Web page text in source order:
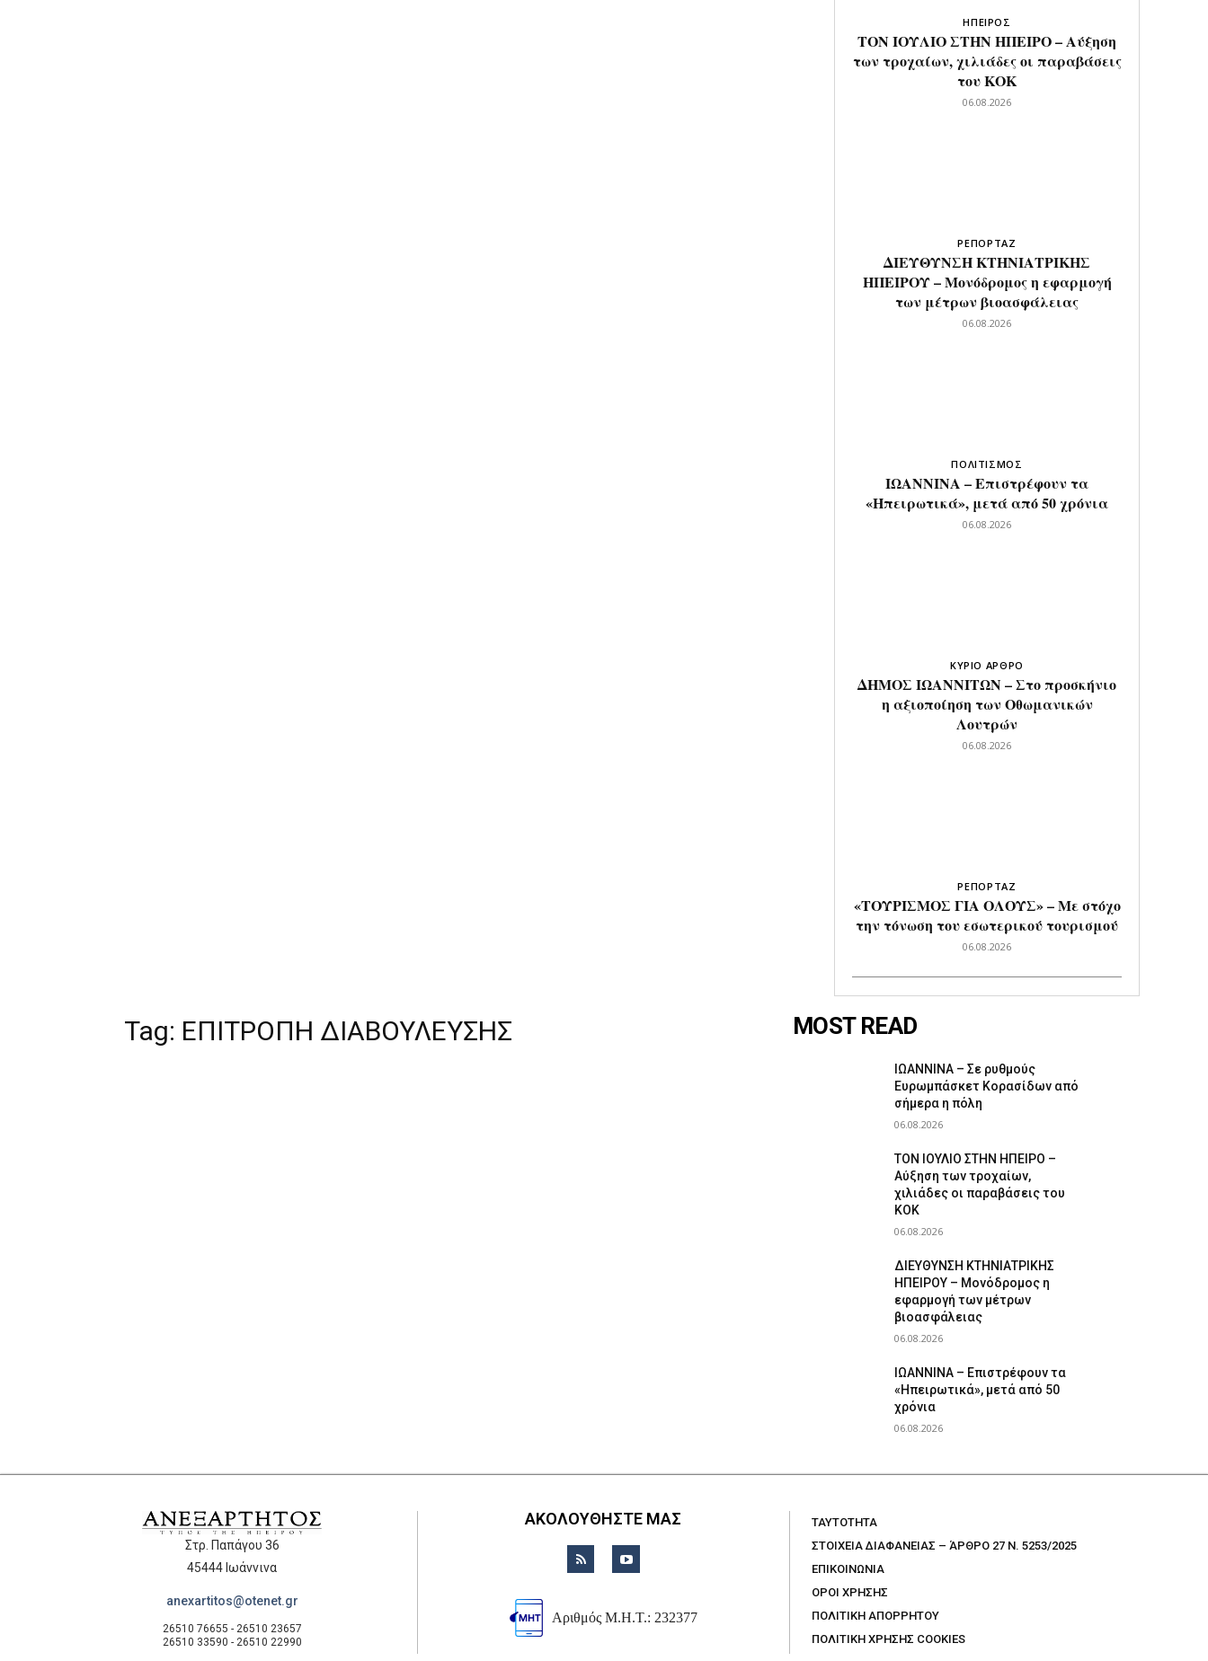
ΗΠΕΙΡΟΣ
ΤΟΝ ΙΟΥΛΙΟ ΣΤΗΝ ΗΠΕΙΡΟ – Αύξηση
των τροχαίων, χιλιάδες οι παραβάσεις
του ΚΟΚ
06.08.2026
ΡΕΠΟΡΤΑΖ
ΔΙΕΥΘΥΝΣΗ ΚΤΗΝΙΑΤΡΙΚΗΣ
ΗΠΕΙΡΟΥ – Μονόδρομος η εφαρμογή
των μέτρων βιοασφάλειας
06.08.2026
ΠΟΛΙΤΙΣΜΟΣ
ΙΩΑΝΝΙΝΑ – Επιστρέφουν τα
«Ηπειρωτικά», μετά από 50 χρόνια
06.08.2026
ΚΥΡΙΟ ΑΡΘΡΟ
ΔΗΜΟΣ ΙΩΑΝΝΙΤΩΝ – Στο προσκήνιο
η αξιοποίηση των Οθωμανικών
Λουτρών
06.08.2026
ΡΕΠΟΡΤΑΖ
«ΤΟΥΡΙΣΜΟΣ ΓΙΑ ΟΛΟΥΣ» – Με στόχο
την τόνωση του εσωτερικού τουρισμού
06.08.2026
Tag: ΕΠΙΤΡΟΠΗ ΔΙΑΒΟΥΛΕΥΣΗΣ MOST READ
ΙΩΑΝΝΙΝΑ – Σε ρυθμούς
Ευρωμπάσκετ Κορασίδων από
σήμερα η πόλη
06.08.2026
ΤΟΝ ΙΟΥΛΙΟ ΣΤΗΝ ΗΠΕΙΡΟ –
Αύξηση των τροχαίων,
χιλιάδες οι παραβάσεις του
ΚΟΚ
06.08.2026
ΔΙΕΥΘΥΝΣΗ ΚΤΗΝΙΑΤΡΙΚΗΣ
ΗΠΕΙΡΟΥ – Μονόδρομος η
εφαρμογή των μέτρων
βιοασφάλειας
06.08.2026
ΙΩΑΝΝΙΝΑ – Επιστρέφουν τα
«Ηπειρωτικά», μετά από 50
χρόνια
06.08.2026
Στρ. Παπάγου 36
45444 Ιωάννινα
anexartitos@otenet.gr
26510 76655 - 26510 23657
26510 33590 - 26510 22990
ΑΚΟΛΟΥΘΗΣΤΕ ΜΑΣ
Αριθμός Μ.Η.Τ.: 232377
TAYTOTHTA
ΣΤΟΙΧΕΙΑ ΔΙΑΦΑΝΕΙΑΣ – ΆΡΘΡΟ 27 Ν. 5253/2025
ΕΠΙΚΟΙΝΩΝΙΑ
ΟΡΟΙ ΧΡΗΣΗΣ
ΠΟΛΙΤΙΚΗ ΑΠΟΡΡΗΤΟΥ
ΠΟΛΙΤΙΚΗ ΧΡΗΣΗΣ COOKIES